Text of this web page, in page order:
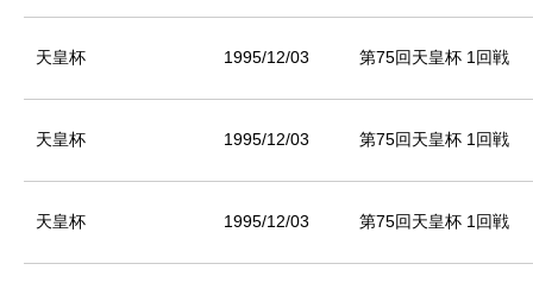
天皇杯 1995/12/03 第75回天皇杯 1回戦
天皇杯 1995/12/03 第75回天皇杯 1回戦
天皇杯 1995/12/03 第75回天皇杯 1回戦